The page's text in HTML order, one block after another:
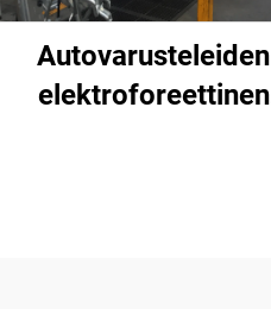
Autovarusteleiden
elektroforeettinen